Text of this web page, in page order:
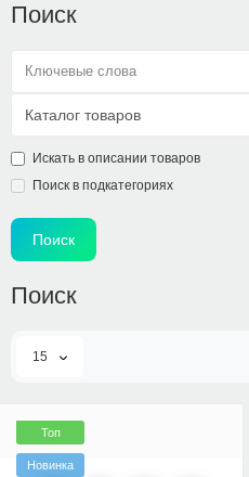
Поиск
Искать в описании товаров
Поиск в подкатегориях
Поиск
15
Топ
Новинка